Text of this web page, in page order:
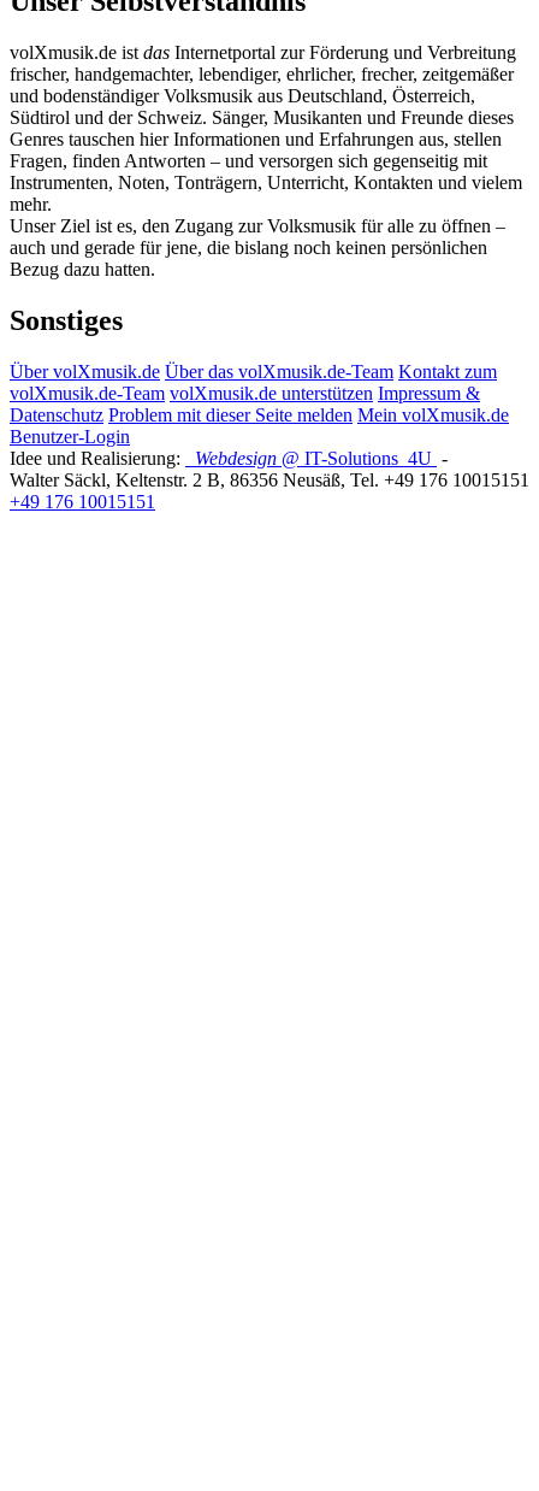
volXmusik.de ist das Internetportal zur Förderung und Verbreitung
frischer, handgemachter, lebendiger, ehrlicher, frecher, zeitgemäßer
und bodenständiger Volksmusik aus Deutschland, Österreich,
Südtirol und der Schweiz. Sänger, Musikanten und Freunde dieses
Genres tauschen hier Informationen und Erfahrungen aus, stellen
Fragen, finden Antworten – und versorgen sich gegenseitig mit
Instrumenten, Noten, Tonträgern, Unterricht, Kontakten und vielem
mehr.
Unser Ziel ist es, den Zugang zur Volksmusik für alle zu öffnen –
auch und gerade für jene, die bislang noch keinen persönlichen
Bezug dazu hatten.
Sonstiges
Über volXmusik.de Über das volXmusik.de-Team Kontakt zum
volXmusik.de-Team volXmusik.de unterstützen Impressum &
Datenschutz Problem mit dieser Seite melden Mein volXmusik.de
Benutzer-Login
Idee und Realisierung:
Webdesign @ IT-Solutions 4U -
Walter Säckl, Keltenstr. 2 B, 86356 Neusäß, Tel. +49 176 10015151
+49 176 10015151